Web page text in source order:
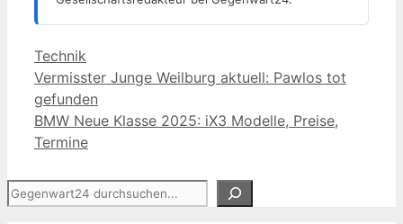
Kategorien
Technik
Vermisster Junge Weilburg aktuell: Pawlos tot
gefunden
BMW Neue Klasse 2025: iX3 Modelle, Preise,
Termine
Suchen